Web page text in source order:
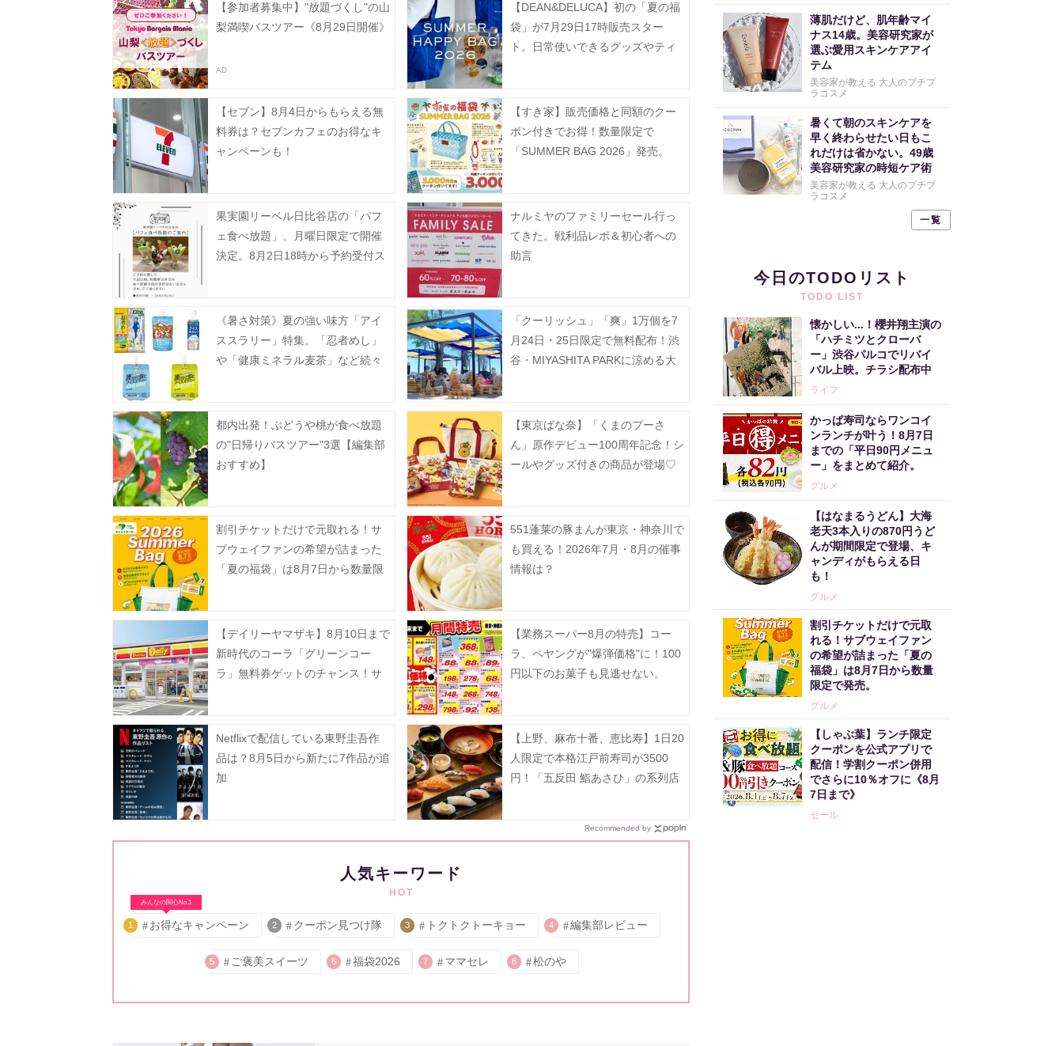
【参加者募集中】"放題づくし"の山
梨満喫バスツアー《8月29日開催》
【DEAN&DELUCA】初の「夏の福
袋」が7月29日17時販売スター
ト。日常使いできるグッズやティ
【セブン】8月4日からもらえる無
料券は？セブンカフェのお得なキ
ャンペーンも！
【すき家】販売価格と同額のクー
ポン付きでお得！数量限定で
「SUMMER BAG 2026」発売。
果実園リーベル日比谷店の「パフ
ェ食べ放題」、月曜日限定で開催
決定。8月2日18時から予約受付ス
ナルミヤのファミリーセール行っ
てきた。戦利品レポ＆初心者への
助言
《暑さ対策》夏の強い味方「アイ
ススラリー」特集。「忍者めし」
や「健康ミネラル麦茶」など続々
「クーリッシュ」「爽」1万個を7
月24日・25日限定で無料配布！渋
谷・MIYASHITA PARKに涼める大
都内出発！ぶどうや桃が食べ放題
の"日帰りバスツアー"3選【編集部
おすすめ】
【東京ばな奈】「くまのプーさ
ん」原作デビュー100周年記念！シ
ールやグッズ付きの商品が登場♡
割引チケットだけで元取れる！サ
ブウェイファンの希望が詰まった
「夏の福袋」は8月7日から数量限
551蓬莱の豚まんが東京・神奈川で
も買える！2026年7月・8月の催事
情報は？
【デイリーヤマザキ】8月10日まで
新時代のコーラ「グリーンコー
ラ」無料券ゲットのチャンス！サ
【業務スーパー8月の特売】コー
ラ、ペヤングが"爆弾価格"に！100
円以下のお菓子も見逃せない。
Netflixで配信している東野圭吾作
品は？8月5日から新たに7作品が追
加
【上野、麻布十番、恵比寿】1日20
人限定で本格江戸前寿司が3500
円！「五反田 鮨あさひ」の系列店
Recommended by
人気キーワード
HOT
みんなの関心No.1
1 お得なキャンペーン 2 クーポン見つけ隊 3 トクトクトーキョー 4 編集部レビュー
5 ご褒美スイーツ 6 福袋2026 7 ママセレ 8 松のや
薄肌だけど、肌年齢マイ
ナス14歳。美容研究家が
選ぶ愛用スキンケアアイ
テム
美容家が教える 大人のプチプ
ラコスメ
暑くて朝のスキンケアを
早く終わらせたい日もこ
れだけは省かない。49歳
美容研究家の時短ケア術
美容家が教える 大人のプチプ
ラコスメ
一覧
今日のTODOリスト
TODO LIST
懐かしい...！櫻井翔主演の
「ハチミツとクローバ
ー」渋谷パルコでリバイ
バル上映。チラシ配布中
ライフ
かっぱ寿司ならワンコイ
ンランチが叶う！8月7日
までの「平日90円メニュ
ー」をまとめて紹介。
グルメ
【はなまるうどん】大海
老天3本入りの870円うど
んが期間限定で登場、キ
ャンディがもらえる日
も！
グルメ
割引チケットだけで元取
れる！サブウェイファン
の希望が詰まった「夏の
福袋」は8月7日から数量
限定で発売。
グルメ
【しゃぶ葉】ランチ限定
クーポンを公式アプリで
配信！学割クーポン併用
でさらに10％オフに《8月
7日まで》
セール